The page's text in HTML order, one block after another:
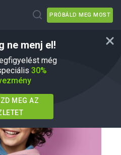
PRÓBÁLD MEG MOST
ne menj el!
még
30%
MEG AZ
tippek